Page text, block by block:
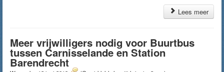
Lees meer
Meer vrijwilligers nodig voor Buurtbus
tussen Carnisselande en Station
Barendrecht